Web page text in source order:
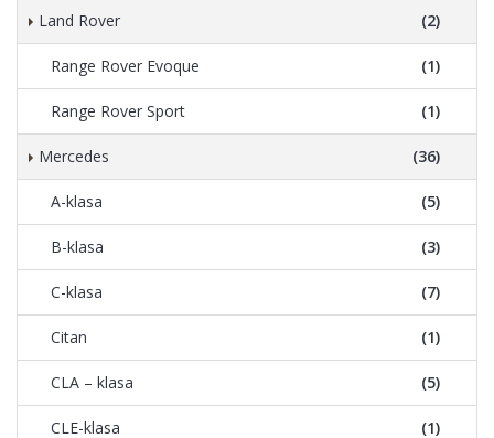
Land Rover (2)
Range Rover Evoque (1)
Range Rover Sport (1)
Mercedes (36)
A-klasa (5)
B-klasa (3)
C-klasa (7)
Citan (1)
CLA – klasa (5)
CLE-klasa (1)